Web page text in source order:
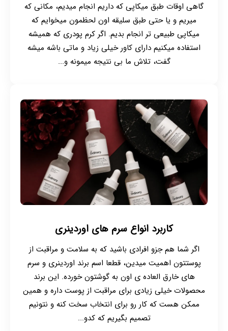
گاهی اوقات طبق میکاپی که داریم انجام میدیم، مکانی که
میریم و یا حتی طبق سلیقه اون لحظمون میخوایم که
میکاپی طبیعی تر انجام بدیم. اگر کرم پودری که همیشه
استفاده میکنیم دارای کاور خیلی زیاد و ماتی باشه میشه
گفت، تلاش ما بی نتیجه میمونه و...
کاربرد انواع سرم های اوردینری
اگر شما هم جزو افرادی باشید که به سلامت و مراقبت از
پوستتون اهمیت میدین، قطعا اسم برند اوردینری و سرم
های خارق العاده ی اون به گوشتون خورده. این برند
محصولات خیلی زیادی برای مراقبت از پوست داره و همین
ممکن هست که کار رو برای انتخاب سخت کنه و نتونیم
تصمیم بگیریم که کدو...